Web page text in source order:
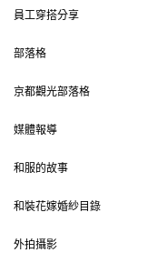
員工穿搭分享
部落格
京都觀光部落格
媒體報導
和服的故事
和裝花嫁婚紗目錄
外拍攝影